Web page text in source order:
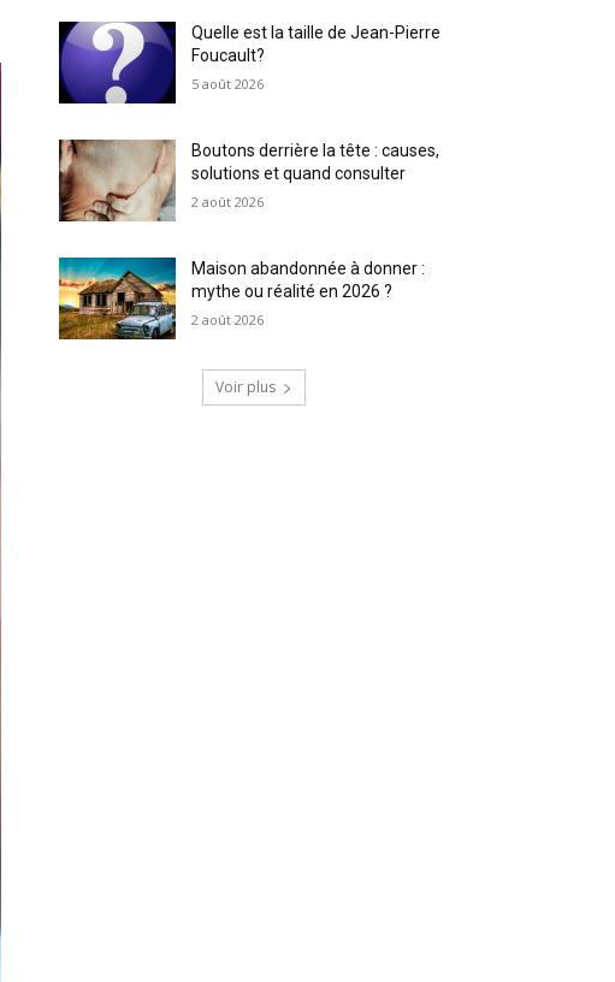
Quelle est la taille de Jean-Pierre
Foucault?
5 août 2026
Boutons derrière la tête : causes,
solutions et quand consulter
2 août 2026
Maison abandonnée à donner :
mythe ou réalité en 2026 ?
2 août 2026
Voir plus